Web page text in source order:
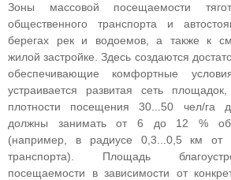
Зоны массовой посещаемости
общественного транспорта и
берегах рек и водоемов, а также к
жилой застройке. Здесь создаются
обеспечивающие комфортные
устраивается развитая сеть
плотности посещения 30...50 чел/га
должны занимать от 6 до 12 %
(например, в радиусе 0,3...0,5 км от
транспорта). Площадь
посещаемости в зависимости от